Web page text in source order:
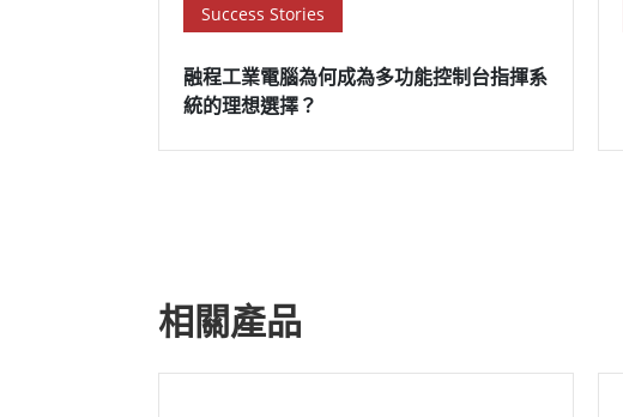
Success Stories
融程工業電腦為何成為多功能控制台指揮系
統的理想選擇？
相關產品